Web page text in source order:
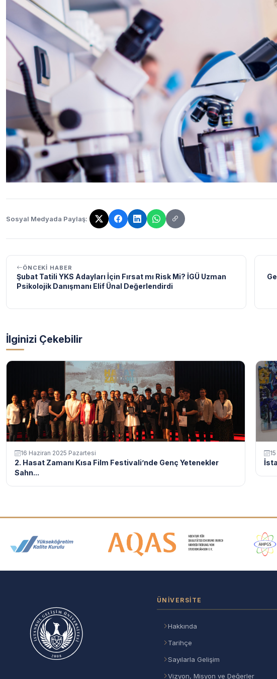
Sosyal Medyada Paylaş:
Bağlantı kopyalandı!
ÖNCEKI HABER
Şubat Tatili YKS Adayları İçin Fırsat mı Risk Mi? İGÜ Uzman
Psikolojik Danışmanı Elif Ünal Değerlendirdi
İlginizi Çekebilir
16 Haziran 2025 Pazartesi
2. Hasat Zamanı Kısa Film Festivali’nde Genç Yetenekler
Sahn...
Akreditasyon ve Üyelik Logoları
ÜNIVERSITE
Hakkında
Tarihçe
Sayılarla Gelişim
Vizyon, Misyon ve Değerler